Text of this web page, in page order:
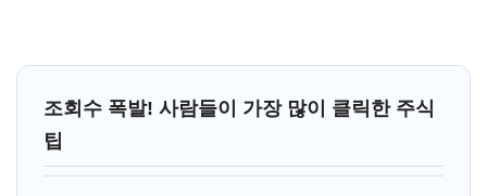
조회수 폭발! 사람들이 가장 많이 클릭한 주식
팁